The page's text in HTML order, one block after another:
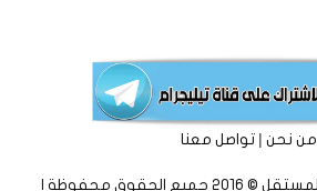
من نحن|تواصل معنا
موقع ( لا ) الأخباري المستقل © 2016 جميع الحقوق محفوظة |